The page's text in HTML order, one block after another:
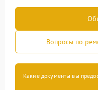
Вопросы по
Какие документы вы